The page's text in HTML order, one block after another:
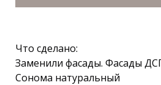
Что сделано:
Заменили фасады. Фасады
Сонома натуральный